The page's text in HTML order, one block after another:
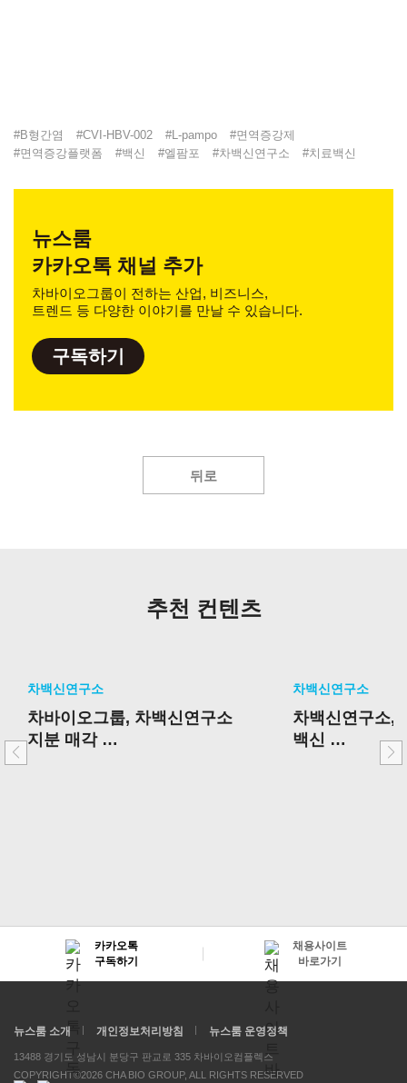
#B형간염 #CVI-HBV-002 #L-pampo #면역증강제
#면역증강플랫폼 #백신 #엘팜포 #차백신연구소 #치료백신
뉴스룸
카카오톡 채널 추가
차바이오그룹이 전하는 산업, 비즈니스,
트렌드 등 다양한 이야기를 만날 수 있습니다.
구독하기
뒤로
추천 컨텐츠
차백신연구소
차바이오그룹, 차백신연구소
지분 매각
차백신연구소
차백신연구소,
백신
국내 임상 2상
카카오톡
구독하기
채용사이트
바로가기
뉴스룸 소개 개인정보처리방침 뉴스룸 운영정책
13488 경기도 성남시 분당구 판교로 335 차바이오컴플렉스
COPYRIGHT©2026 CHA BIO GROUP, ALL RIGHTS RESERVED